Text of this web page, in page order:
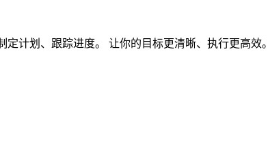
计划、跟踪进度。 让你的目标更清晰、执行更高效。